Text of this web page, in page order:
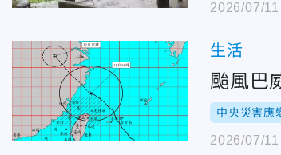
2026/07/
生活
颱風巴
中央災害應
2026/07/